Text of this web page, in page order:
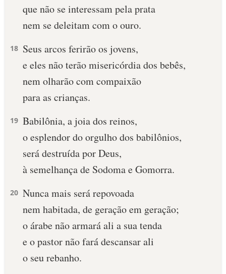
SALMO DO DIA
DEVOCIONAL DIÁRIO
10 MANDAMENTOS
ESTUDOS BÍBLICOS
ESBOÇOS DE PREGAÇÃO
PERGUNTE À BÍBLIA IA
QUEM SOMOS
que não se interessam pela prata
nem se deleitam com o ouro.
18 Seus arcos ferirão os jovens,
e eles não terão misericórdia dos bebês,
nem olharão com compaixão
para as crianças.
19 Babilônia, a joia dos reinos,
o esplendor do orgulho dos babilônios,
será destruída por Deus,
à semelhança de Sodoma e Gomorra.
20 Nunca mais será repovoada
nem habitada, de geração em geração;
o árabe não armará ali a sua tenda
e o pastor não fará descansar ali
o seu rebanho.